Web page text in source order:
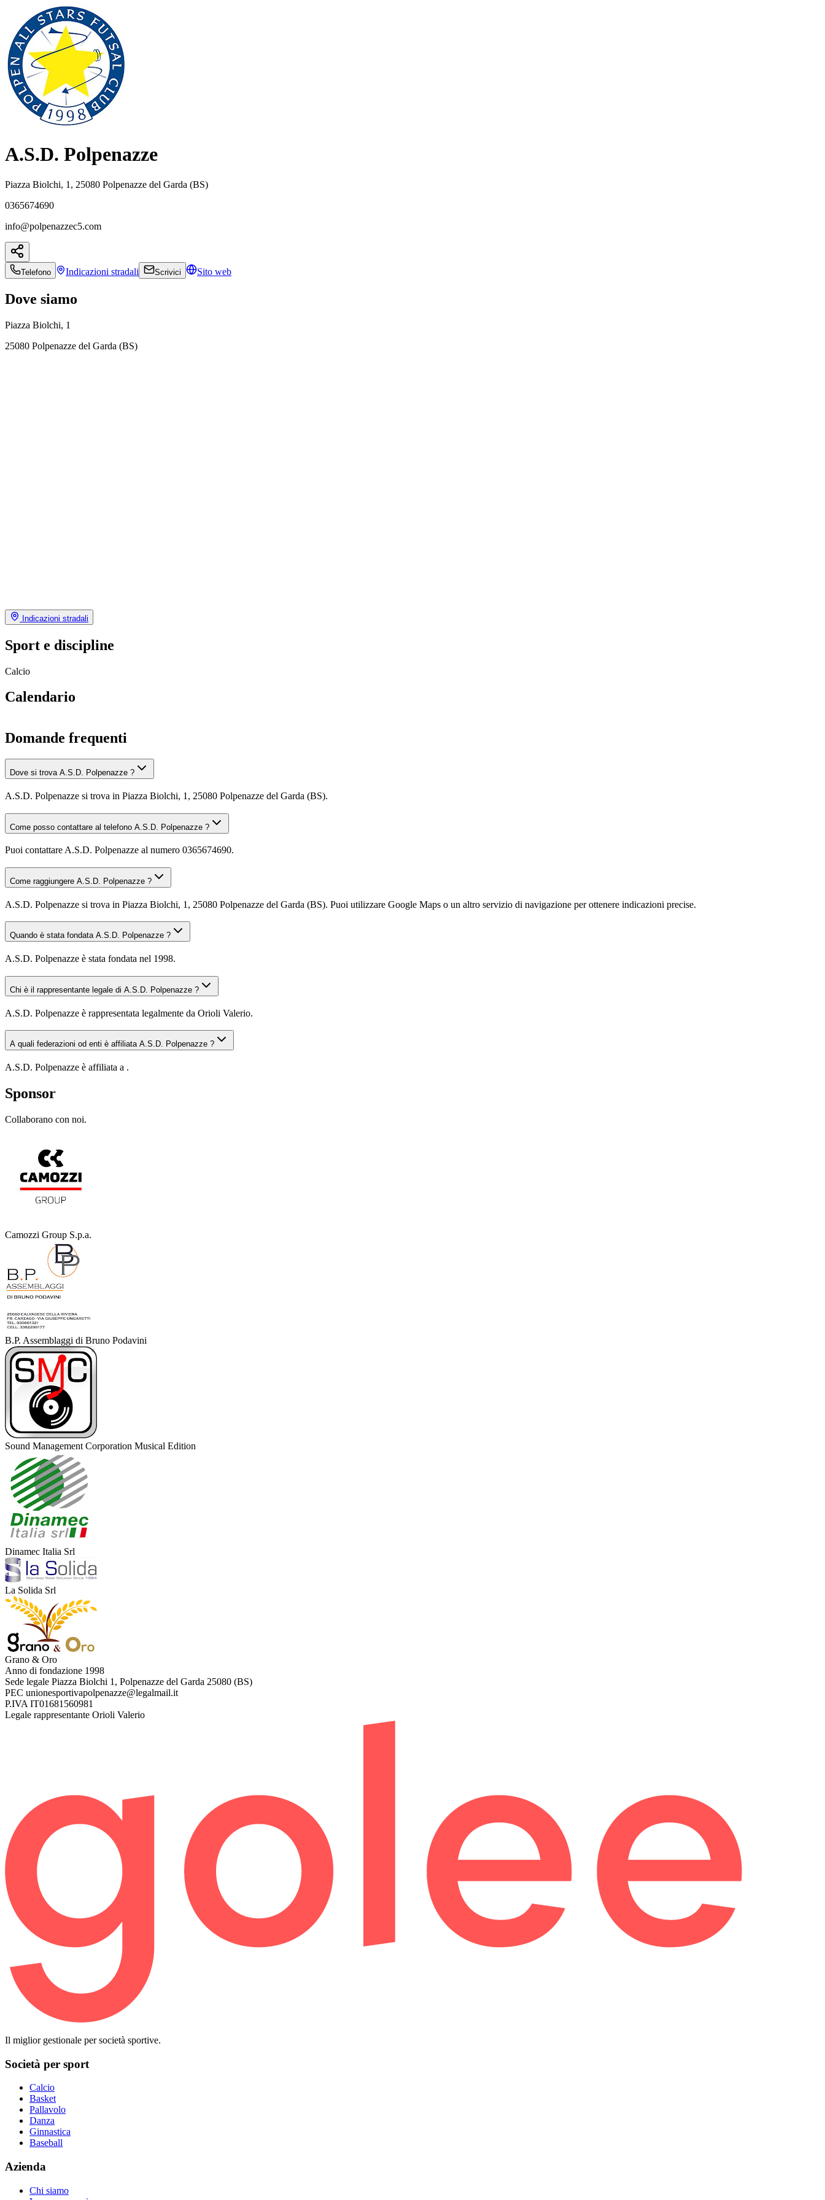
A.S.D. Polpenazze
Piazza Biolchi, 1, 25080 Polpenazze del Garda (BS)
0365674690
info@polpenazzec5.com
Telefono Indicazioni stradali Scrivici Sito web
Dove siamo
Piazza Biolchi, 1
25080 Polpenazze del Garda (BS)
Indicazioni stradali
Sport e discipline
Calcio
Calendario
Domande frequenti
Dove si trova A.S.D. Polpenazze ?
A.S.D. Polpenazze si trova in Piazza Biolchi, 1, 25080 Polpenazze del Garda (BS).
Come posso contattare al telefono A.S.D. Polpenazze ?
Puoi contattare A.S.D. Polpenazze al numero 0365674690.
Come raggiungere A.S.D. Polpenazze ?
A.S.D. Polpenazze si trova in Piazza Biolchi, 1, 25080 Polpenazze del Garda (BS). Puoi utilizzare Google Maps o un altro servizio di navigazione per ottenere indicazioni precise.
Quando è stata fondata A.S.D. Polpenazze ?
A.S.D. Polpenazze è stata fondata nel 1998.
Chi è il rappresentante legale di A.S.D. Polpenazze ?
A.S.D. Polpenazze è rappresentata legalmente da Orioli Valerio.
A quali federazioni od enti è affiliata A.S.D. Polpenazze ?
A.S.D. Polpenazze è affiliata a .
Sponsor
Collaborano con noi.
Camozzi Group S.p.a.
B.P. Assemblaggi di Bruno Podavini
Sound Management Corporation Musical Edition
Dinamec Italia Srl
La Solida Srl
Grano & Oro
Anno di fondazione 1998
Sede legale Piazza Biolchi 1, Polpenazze del Garda 25080 (BS)
PEC unionesportivapolpenazze@legalmail.it
P.IVA IT01681560981
Legale rappresentante Orioli Valerio
Il miglior gestionale per società sportive.
Società per sport
Calcio
Basket
Pallavolo
Danza
Ginnastica
Baseball
Azienda
Chi siamo